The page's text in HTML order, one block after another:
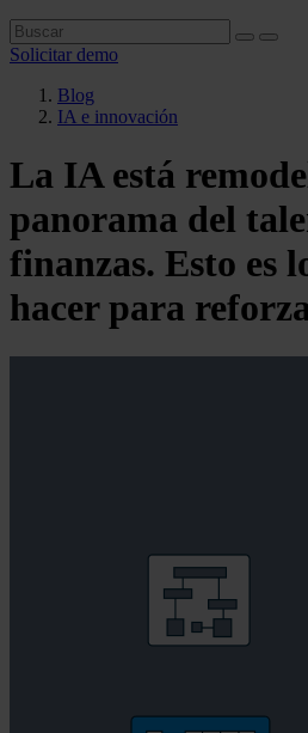
Solicitar demo
Blog
IA e innovación
La IA está
panorama del
finanzas. Esto es
hacer para